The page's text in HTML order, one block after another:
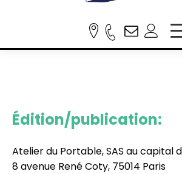
Édition/publication:
Atelier du Portable, SAS au capital
8 avenue René Coty, 75014 Paris